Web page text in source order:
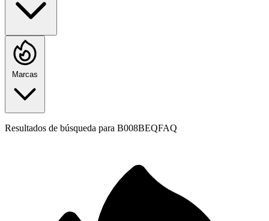
Marcas
Resultados de búsqueda para B008BEQFAQ